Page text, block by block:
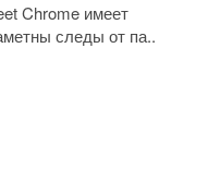
Chrome имеет
следы от па..